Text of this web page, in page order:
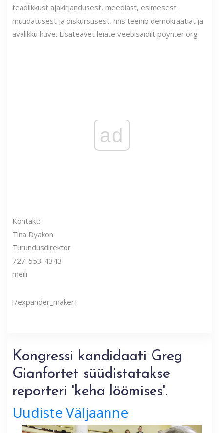
teadlikkust ajakirjandusest, meediast, esimesest
muudatusest ja diskursusest, mis teenib demokraatiat ja
avalikku hüve. Lisateavet leiate veebisaidilt poynter.org
ad
Kontakt:
Tina Dyakon
Turundusdirektor
727-553-4343
meili
[/expander_maker]
Kongressi kandidaati Greg
Gianfortet süüdistatakse
reporteri 'keha löömises'.
Uudiste Väljaanne